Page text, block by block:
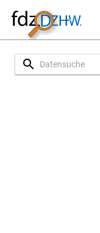
search